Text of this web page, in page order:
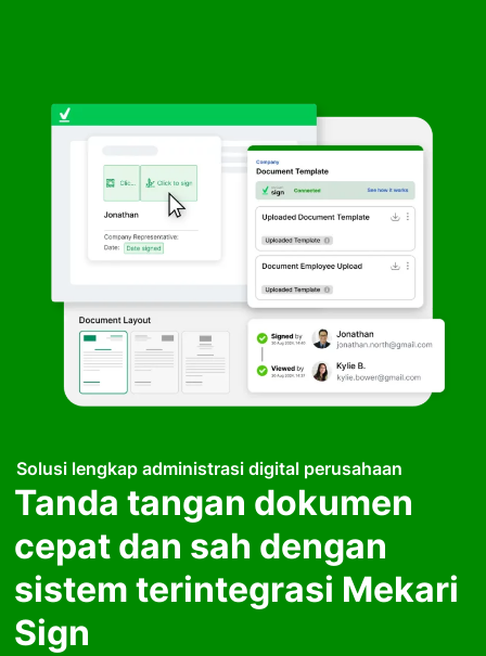
Solusi lengkap administrasi digital perusahaan
Tanda tangan dokumen
cepat dan sah dengan
sistem terintegrasi Mekari
Sign